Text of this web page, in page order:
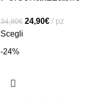
34,90€ 24,90€
pz
Scegli
-24%